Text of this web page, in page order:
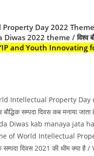
Day 2022
2022 theme / विश्व
‘IP and Youth Innovating
Intellectual Property Day
सम्पदा दिवस कब मनाया
Diwas kab manaya jata
of World Intellectual
सम्पदा दिवस 2021 की थीम क्‍या है